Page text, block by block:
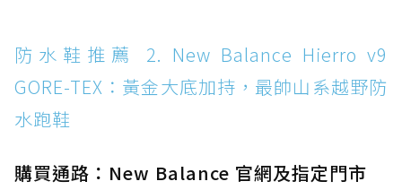
防水鞋推薦 14. SKECHERS BADGER
WATERPROOF：一踩即穿懶人神器！搭載固特
異大底與全防水厚底健走鞋
防水鞋推薦 15. Brooks Cascadia 19 GTX：注
防水鞋推薦 2. New Balance Hierro v9
GORE-TEX：黃金大底加持，最帥山系越野防
水跑鞋
購買通路：New Balance 官網及指定門市